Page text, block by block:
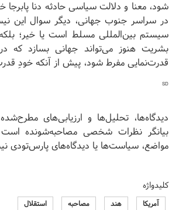
شود، معنا و دلالت سیاسی حادثه دنا پابرجا
در سراسر جنوب جهانی، دیگر سوال این
سیستم بین‌المللی مسلط است یا خیر؛
بشریت هنوز می‌تواند جهانی بسازد که
قدرت‌نمایی مفرط شود، پیش از آنکه خودِ
SD
دیدگاه‌ها، تحلیل‌ها و ارزیابی‌های
بیانگر نظرات شخصی مصاحبه‌شونده است
مواضع، سیاست‌ها یا دیدگاه‌های پارس‌تودی
کلیدواژه
آمریکا هند مصاحبه استقلال